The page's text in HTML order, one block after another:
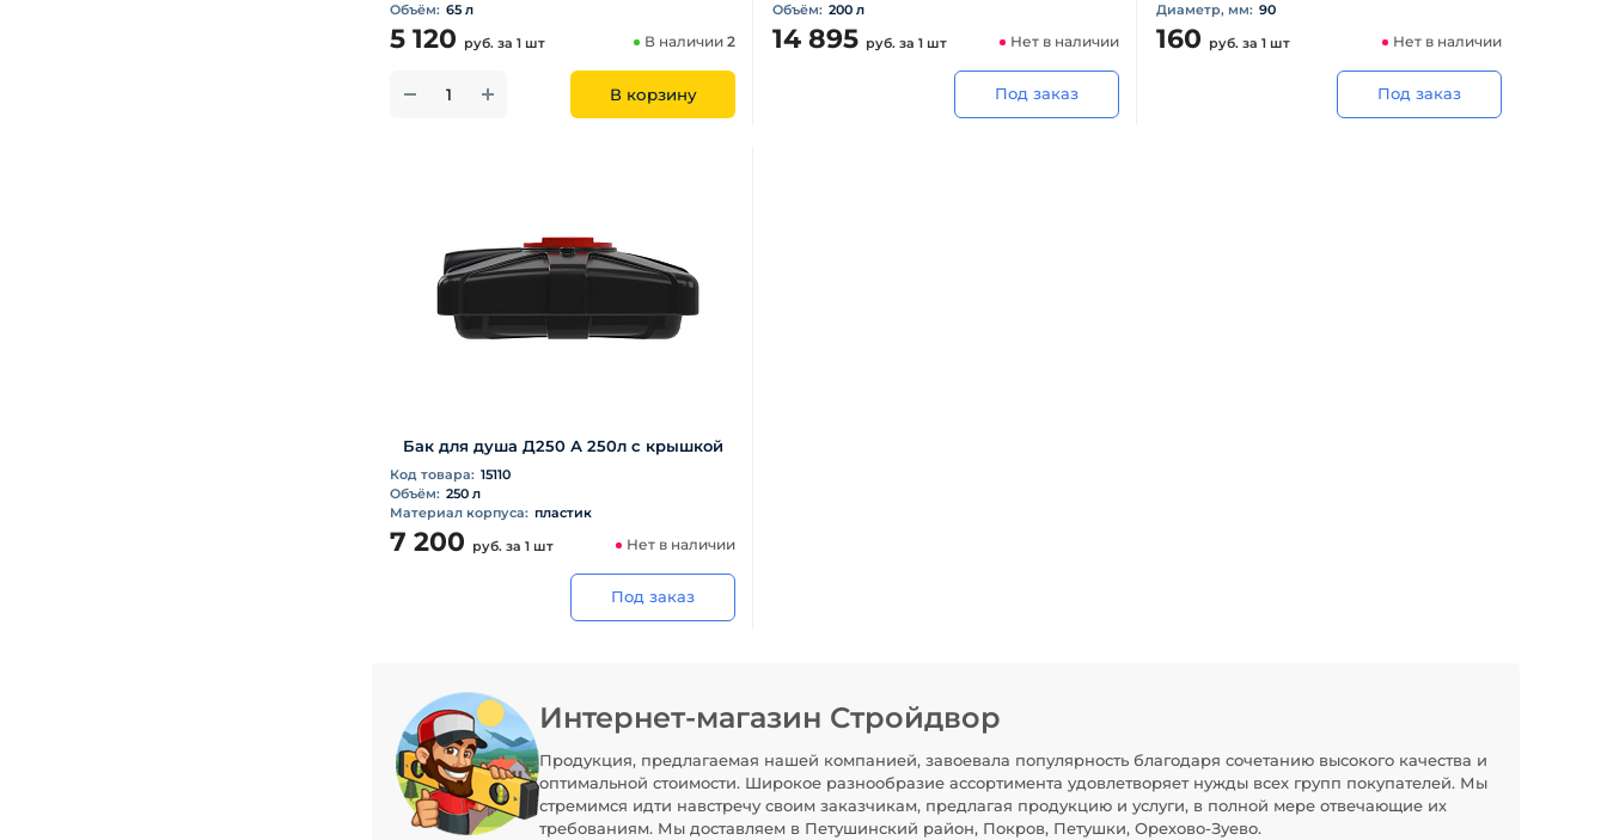
Объём: 65 л
5 120 руб. за 1 шт В наличии2
В корзину
Объём: 200 л
14 895 руб.за 1 шт Нет в наличии
Под заказ
Диаметр, мм: 90
160 руб. за 1 шт Нет в наличии
Под заказ
Бак для душа Д250 А 250л с крышкой
Код товара: 15110
Объём: 250 л
Материал корпуса: пластик
7 200 руб. за 1 шт Нет в наличии
Под заказ
Интернет-магазин Стройдвор
Продукция, предлагаемая нашей компанией, завоевала популярность благодаря сочетанию высокого качества и
оптимальной стоимости. Широкое разнообразие ассортимента удовлетворяет нужды всех групп покупателей. Мы
стремимся идти навстречу своим заказчикам, предлагая продукцию и услуги, в полной мере отвечающие их
требованиям. Мы доставляем в Петушинский район, Покров, Петушки, Орехово-Зуево.